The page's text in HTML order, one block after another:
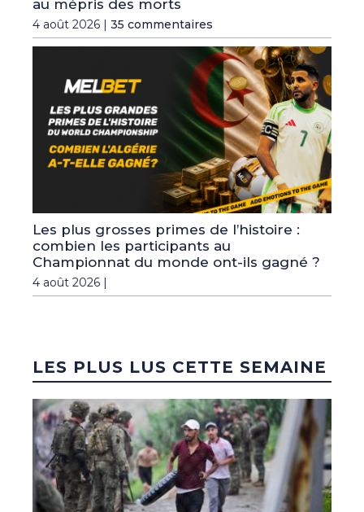
au mépris des morts
4 août 2026 | 35 commentaires
Les plus grosses primes de l’histoire :
combien les participants au
Championnat du monde ont-ils gagné ?
4 août 2026 |
LES PLUS LUS CETTE SEMAINE